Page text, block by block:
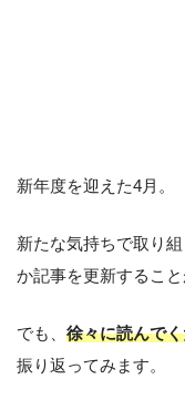
新年度を迎えた4月。
新たな気持ちで取り
か記事を更新すること
でも、 徐々に読んで
振り返ってみます。